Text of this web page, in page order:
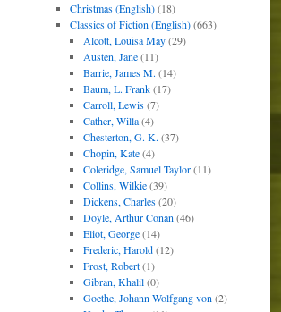
Christmas (English)(18)
Classics of Fiction (English)(663)
Alcott, Louisa May(29)
Austen, Jane(11)
Barrie, James M. (14)
Baum, L. Frank(17)
Carroll, Lewis(7)
Cather, Willa(4)
Chesterton, G. K. (37)
Chopin, Kate(4)
Coleridge, Samuel Taylor(11)
Collins, Wilkie(39)
Dickens, Charles(20)
Doyle, Arthur Conan (46)
Eliot, George(14)
Frederic, Harold(12)
Frost, Robert(1)
Gibran, Khalil(0)
Goethe, Johann Wolfgang von (2)